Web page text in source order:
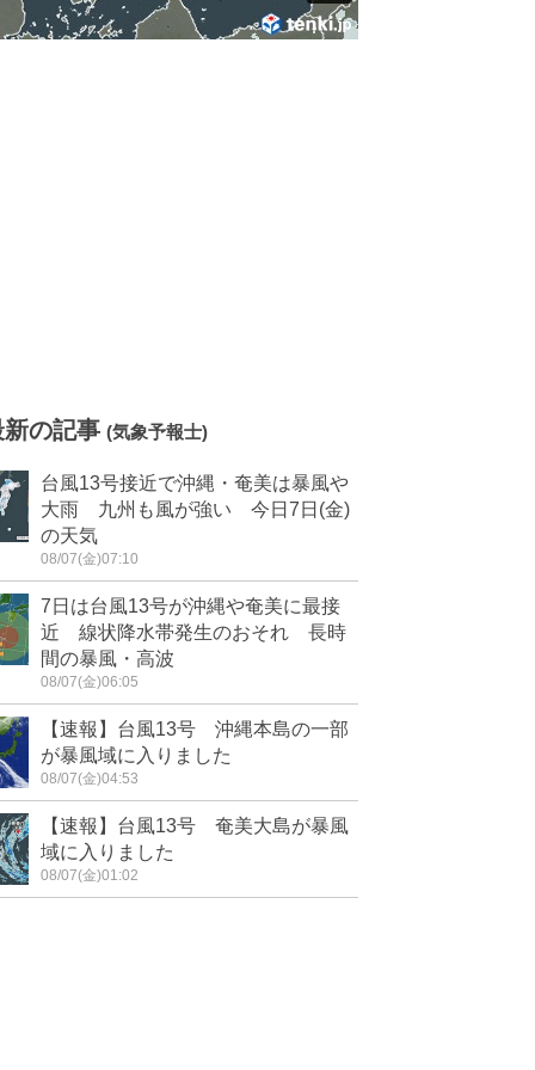
新の記事 (気象予報士)
台風13号接近で沖縄・奄美は暴風や
大雨 九州も風が強い 今日7日(金)
の天気
08/07(金)07:10
7日は台風13号が沖縄や奄美に最接
近 線状降水帯発生のおそれ 長時
間の暴風・高波
08/07(金)06:05
【速報】台風13号 沖縄本島の一部
が暴風域に入りました
08/07(金)04:53
【速報】台風13号 奄美大島が暴風
域に入りました
08/07(金)01:02